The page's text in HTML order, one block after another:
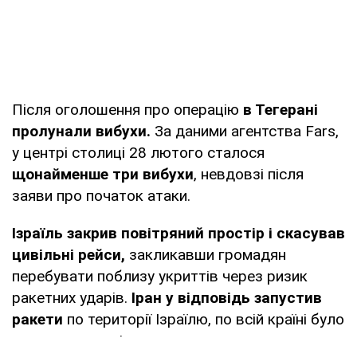
Після оголошення про операцію в Тегерані
пролунали вибухи. За даними агентства Fars,
у центрі столиці 28 лютого сталося
щонайменше три вибухи, невдовзі після
заяви про початок атаки.
Ізраїль закрив повітряний простір і скасував
цивільні рейси, закликавши громадян
перебувати поблизу укриттів через ризик
ракетних ударів. Іран у відповідь запустив
ракети по території Ізраїлю, по всій країні було